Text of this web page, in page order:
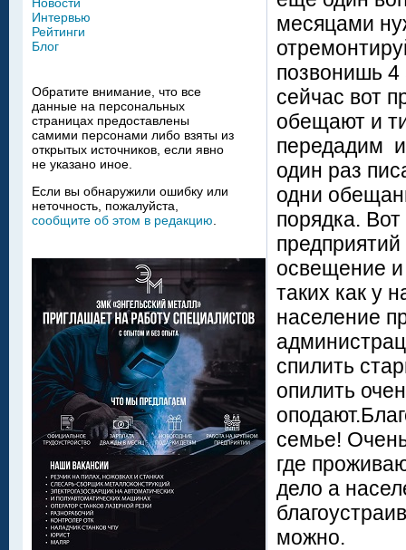
месяцами
позвонишь
сейчас вот
обещают и
передадим
один раз
одни
порядка.
освещение
таких как у
население
спилить
опилить
семье!
где
дело а
можно.
Интервью
Рейтинги
Блог
Обратите внимание, что все
данные на персональных
страницах предоставлены
самими персонами либо взяты из
открытых источников, если явно
не указано иное.
Если вы обнаружили ошибку или
неточность, пожалуйста,
сообщите об этом в редакцию